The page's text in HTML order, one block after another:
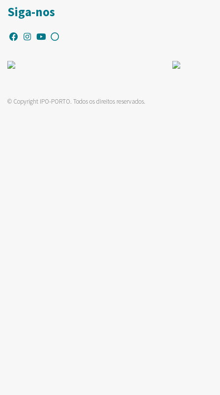
Siga-nos
© Copyright IPO-PORTO. Todos os direitos reservados.